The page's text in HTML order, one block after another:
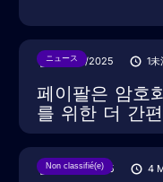
ニュース
30/07/2025 1
페이팔은 암호
를 위한 더 간
Non classifié(e)
20/03/2025 4